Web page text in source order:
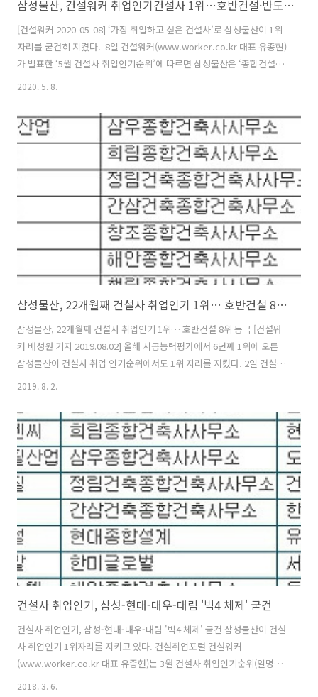
삼성물산, 건설워커 취업인기건설사 1위…호반건설·반도건설 톱10
[건설워커 2020-05-08] ‘가장 취업하고 싶은 건설사’로 삼성물산이 1위
자리를 굳건히 지켰다. ​ 8일 건설워커(www.worker.co.kr 대표 유종현)
가 발표한 ‘5월 건설사 취업인기순위’에 따르면 ​​삼성물산은 ‘종합건설’
부문에서 31개월 연속 1위를 차지했다. 취업인기순위는 건설워커가 회
이용자 데이터를 분석해 매기는 월간 랭킹이다. ​​■ 종합건설 부문 톱10
(괄호안은 지난해 시공능력평가 순위) 삼성물산(1위)에 이어 ▲현대건설
(2위) ▲대림산업(3위) ▲GS건설(4위) ▲대우건설(5위) ▲롯데건설(8
위) ▲호반건설(10위) ▲포스코건설(6위) ▲한화건설(12위) ▲반도건설
(13위) 순으로 톱10에 이름을 올렸..
2020. 5. 8.
삼성물산, 22개월째 건설사 취업인기 1위​… 호반건설 8위 등극
삼성물산, 22개월째 건설사 취업인기 1위​… 호반건설 8위 등극 [건설워
커 배성원 기자 2019.08.02] 올해 시공능력평가에서 6년째 1위에 오른
삼성물산이 건설사 취업 인기순위에서도 1위 자리를 지켰다. 2일 건설취
업포털 건설워커(대표 유종현)에 따르면 ‘8월 건설사 취업인기순위’에서
월 연속 1위 자리를 이어갔다. 삼성물산(시공능력평가 순위, 1위)에 이어
2위는 현대건설(2위), 3위는 GS건설(4위), 4위는 대림산업(3위), 5위는
대우건설(5위)이 차지했다. 6~10위는 롯데건설(8위), 포스코건설(6위),
호반건설(10위), 한화건설(12위), 반도건설(13위) 순이다. 경력직 수시
채용이 활발했던 ​GS건설은 전달보..
2019. 8. 2.
건설사 취업인기, 삼성-현대-대우-대림 '빅4 체제' 굳건
건설사 취업인기, 삼성-현대-대우-대림 '빅4 체제' 굳건 삼성물산이 건설
사 취업인기 1위자리를 지키고 있다. 건설취업포털 건설워커
(www.worker.co.kr 대표 유종현)는 3월 건설사 취업인기순위(일명
2018. 3. 6.